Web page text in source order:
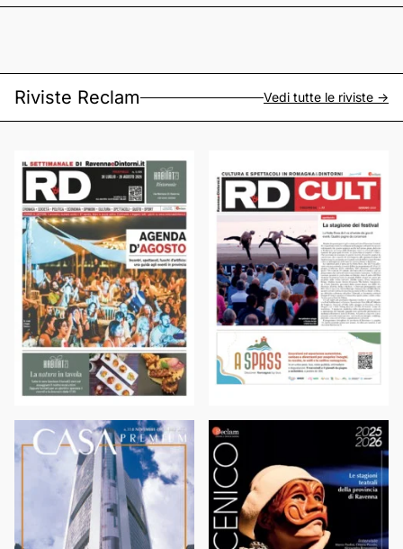
Riviste Reclam Vedi tutte le riviste ->